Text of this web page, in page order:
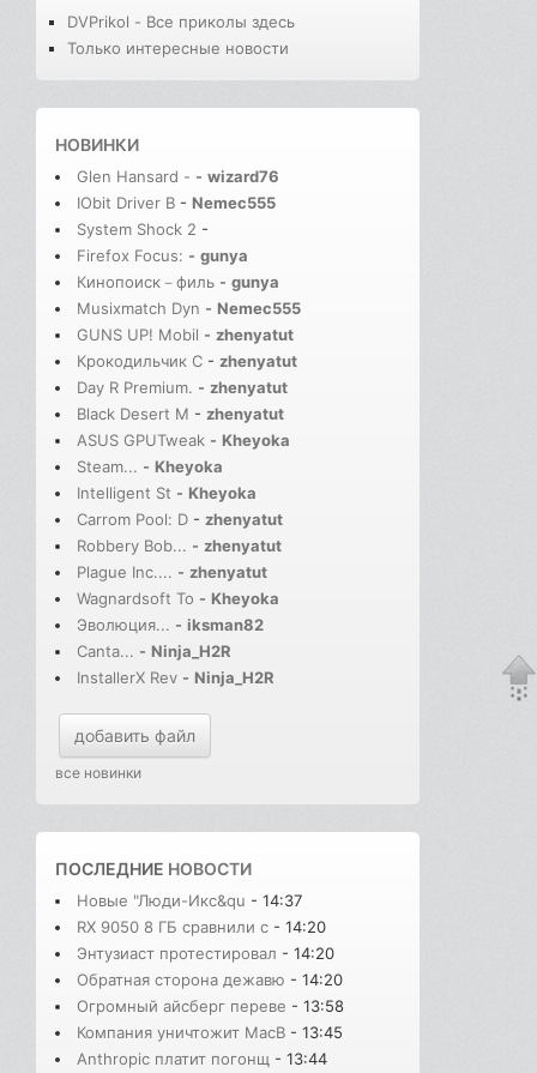
DVPrikol - Все приколы здесь
Только интересные новости
НОВИНКИ
Glen Hansard - - wizard76
IObit Driver B - Nemec555
System Shock 2 -
Firefox Focus: - gunya
Кинопоиск－филь - gunya
Musixmatch Dyn - Nemec555
GUNS UP! Mobil - zhenyatut
Крокодильчик С - zhenyatut
Day R Premium. - zhenyatut
Black Desert M - zhenyatut
ASUS GPUTweak - Kheyoka
Steam... - Kheyoka
Intelligent St - Kheyoka
Carrom Pool: D - zhenyatut
Robbery Bob... - zhenyatut
Plague Inc.... - zhenyatut
Wagnardsoft To - Kheyoka
Эволюция... - iksman82
Canta... - Ninja_H2R
InstallerX Rev - Ninja_H2R
добавить файл
все новинки
ПОСЛЕДНИЕ НОВОСТИ
Новые "Люди-Икс&qu - 14:37
RX 9050 8 ГБ сравнили с - 14:20
Энтузиаст протестировал - 14:20
Обратная сторона дежавю - 14:20
Огромный айсберг переве - 13:58
Компания уничтожит MacB - 13:45
Anthropic платит погонщ - 13:44